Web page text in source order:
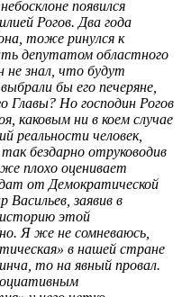
появился
Рогов. Два года
тоже ринулся к
депутатом областного
не знал, что будут
бы его печеряне,
Главы? Но господин Рогов
каковым ни в коем случае
реальности человек,
бездарно отруководив
плохо оценивает
от Демократической
заявив в
этой
Я же не сомневаюсь,
в нашей стране
то на явный провал.